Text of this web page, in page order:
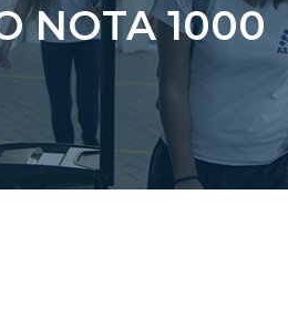
NOTA 1000